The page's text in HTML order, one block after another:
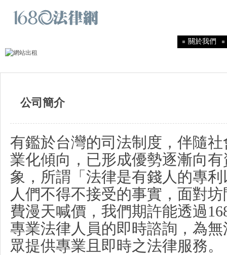
關於我們
公司簡介
有鑑於台灣的司法制度，伴隨
業化傾向，已形成優勢逐漸向
象，所謂「法律是有錢人的專
人們不得不接受的事實，面對
費漫天喊價，我們期許能透過
專業法律人員的即時諮詢，為
眾提供專業且即時之法律服務。